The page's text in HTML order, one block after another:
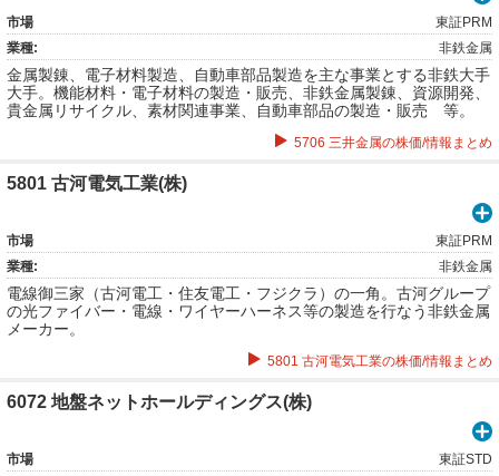
市場
東証PRM
業種:
非鉄金属
金属製錬、電子材料製造、自動車部品製造を主な事業とする非鉄大手
大手。機能材料・電子材料の製造・販売、非鉄金属製錬、資源開発、
貴金属リサイクル、素材関連事業、自動車部品の製造・販売 等。
5706 三井金属の株価/情報まとめ
5801 古河電気工業(株)
市場
東証PRM
業種:
非鉄金属
電線御三家（古河電工・住友電工・フジクラ）の一角。古河グループ
の光ファイバー・電線・ワイヤーハーネス等の製造を行なう非鉄金属
メーカー。
5801 古河電気工業の株価/情報まとめ
6072 地盤ネットホールディングス(株)
市場
東証STD